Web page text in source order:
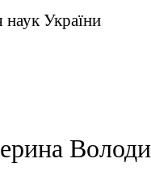
наук України